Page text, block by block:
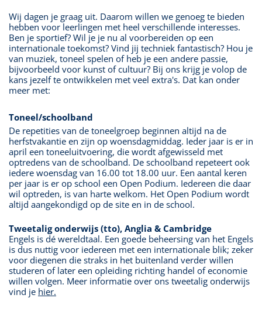
Wij dagen je graag uit. Daarom willen we genoeg te bieden
hebben voor leerlingen met heel verschillende interesses.
Ben je sportief? Wil je je nu al voorbereiden op een
internationale toekomst? Vind jij techniek fantastisch? Hou je
van muziek, toneel spelen of heb je een andere passie,
bijvoorbeeld voor kunst of cultuur? Bij ons krijg je volop de
kans jezelf te ontwikkelen met veel extra's. Dat kan onder
meer met:
Toneel/schoolband
De repetities van de toneelgroep beginnen altijd na de
herfstvakantie en zijn op woensdagmiddag. Ieder jaar is er in
april een toneeluitvoering, die wordt afgewisseld met
optredens van de schoolband. De schoolband repeteert ook
iedere woensdag van 16.00 tot 18.00 uur. Een aantal keren
per jaar is er op school een Open Podium. Iedereen die daar
wil optreden, is van harte welkom. Het Open Podium wordt
altijd aangekondigd op de site en in de school.
Tweetalig onderwijs (tto), Anglia & Cambridge
Engels is dé wereldtaal. Een goede beheersing van het Engels
is dus nuttig voor iedereen met een internationale blik; zeker
voor diegenen die straks in het buitenland verder willen
studeren of later een opleiding richting handel of economie
willen volgen. Meer informatie over ons tweetalig onderwijs
vind je hier.